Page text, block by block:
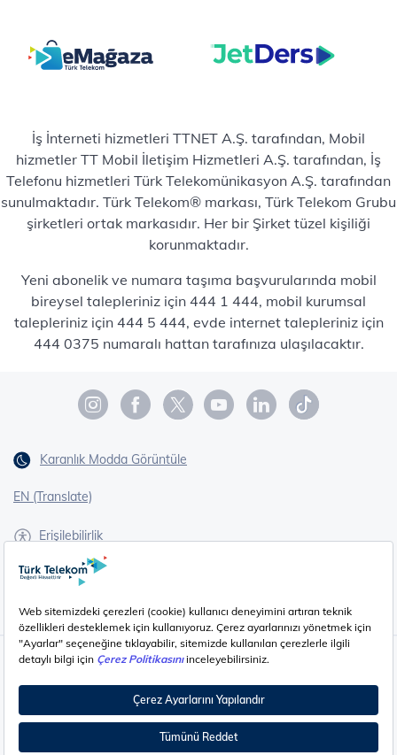
İş İnterneti hizmetleri TTNET A.Ş. tarafından, Mobil
hizmetler TT Mobil İletişim Hizmetleri A.Ş. tarafından, İş
Telefonu hizmetleri Türk Telekomünikasyon A.Ş. tarafından
sunulmaktadır. Türk Telekom® markası, Türk Telekom Grubu
şirketleri ortak markasıdır. Her bir Şirket tüzel kişiliği
korunmaktadır.
Yeni abonelik ve numara taşıma başvurularında mobil
bireysel talepleriniz için 444 1 444, mobil kurumsal
talepleriniz için 444 5 444, evde internet talepleriniz için
444 0375 numaralı hattan tarafınıza ulaşılacaktır.
Karanlık Modda Görüntüle
EN (Translate)
Erişilebilirlik
İşaret Dili Çevirisi
Çerez Ayarları